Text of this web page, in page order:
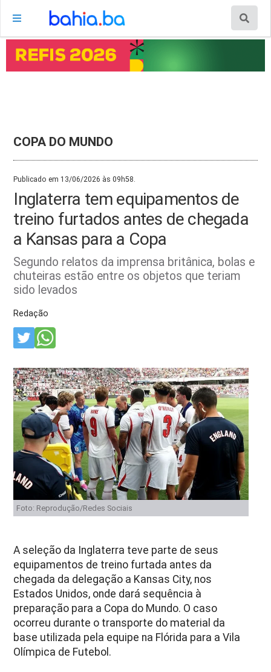
COPA DO MUNDO
Publicado em 13/06/2026 às 09h58.
Inglaterra tem equipamentos de
treino furtados antes de chegada
a Kansas para a Copa
Segundo relatos da imprensa britânica, bolas e
chuteiras estão entre os objetos que teriam
sido levados
Redação
Foto: Reprodução/Redes Sociais
A seleção da Inglaterra teve parte de seus
equipamentos de treino furtada antes da
chegada da delegação a Kansas City, nos
Estados Unidos, onde dará sequência à
preparação para a Copa do Mundo. O caso
ocorreu durante o transporte do material da
base utilizada pela equipe na Flórida para a Vila
Olímpica de Futebol.